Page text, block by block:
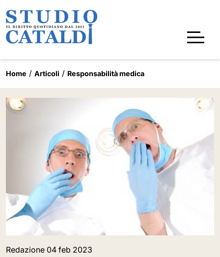
Home Articoli Responsabilità medica
Redazione 04 feb 2023